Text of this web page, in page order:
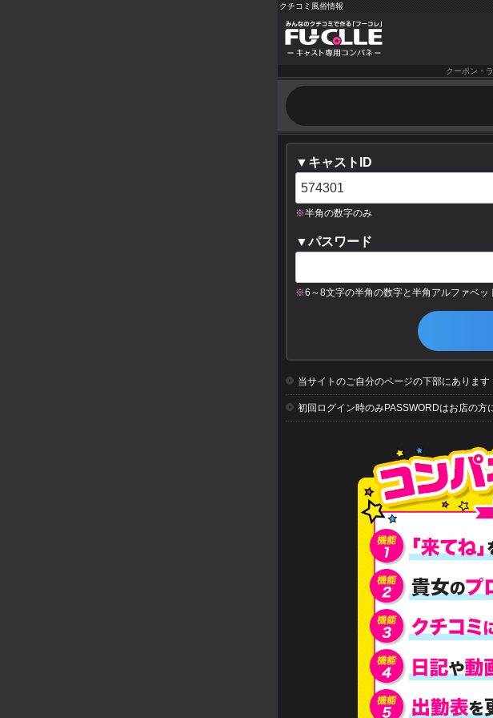
クチコミ風俗情報
クーポン・
▼キャストID
※半角の数字のみ
▼パスワード
※6～8文字の半角の数字と半角アルファベッ
当サイトのご自分のページの下部にありま
初回ログイン時のみPASSWORDはお店の方